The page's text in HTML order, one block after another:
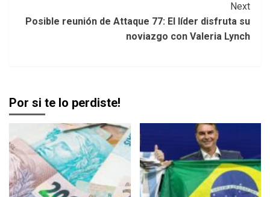
Next
Posible reunión de Attaque 77: El líder disfruta su
noviazgo con Valeria Lynch
Por si te lo perdiste!